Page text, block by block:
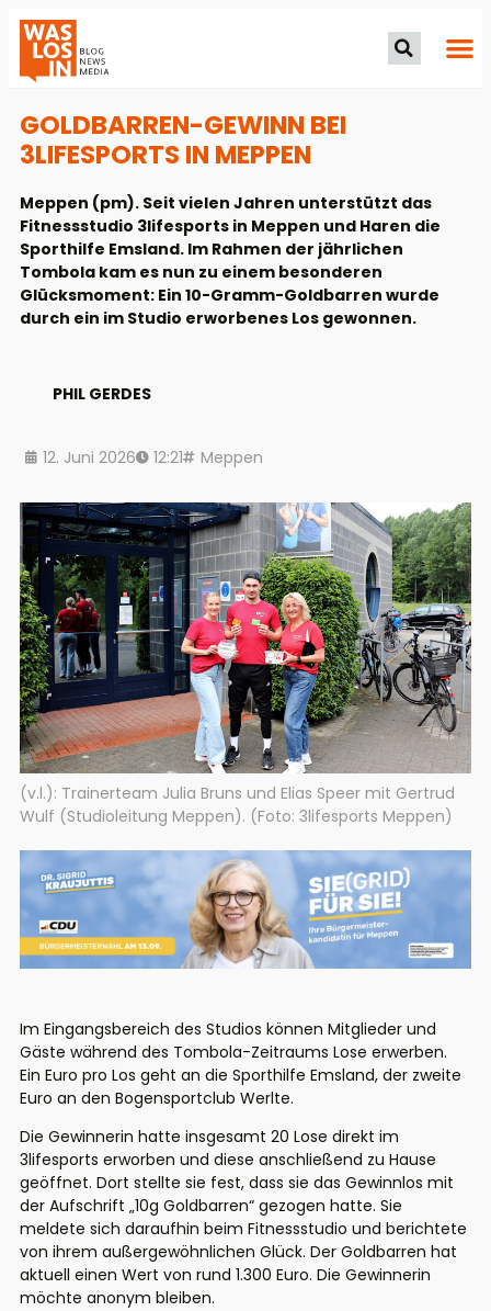
GOLDBARREN-GEWINN BEI
3LIFESPORTS IN MEPPEN
Meppen (pm). Seit vielen Jahren unterstützt das
Fitnessstudio 3lifesports in Meppen und Haren die
Sporthilfe Emsland. Im Rahmen der jährlichen
Tombola kam es nun zu einem besonderen
Glücksmoment: Ein 10-Gramm-Goldbarren wurde
durch ein im Studio erworbenes Los gewonnen.
PHIL GERDES
12. Juni 2026 12:21 Meppen
(v.l.): Trainerteam Julia Bruns und Elias Speer mit Gertrud
Wulf (Studioleitung Meppen). (Foto: 3lifesports Meppen)
Im Eingangsbereich des Studios können Mitglieder und
Gäste während des Tombola-Zeitraums Lose erwerben.
Ein Euro pro Los geht an die Sporthilfe Emsland, der zweite
Euro an den Bogensportclub Werlte.
Die Gewinnerin hatte insgesamt 20 Lose direkt im
3lifesports erworben und diese anschließend zu Hause
geöffnet. Dort stellte sie fest, dass sie das Gewinnlos mit
der Aufschrift „10g Goldbarren“ gezogen hatte. Sie
meldete sich daraufhin beim Fitnessstudio und berichtete
von ihrem außergewöhnlichen Glück. Der Goldbarren hat
aktuell einen Wert von rund 1.300 Euro. Die Gewinnerin
möchte anonym bleiben.